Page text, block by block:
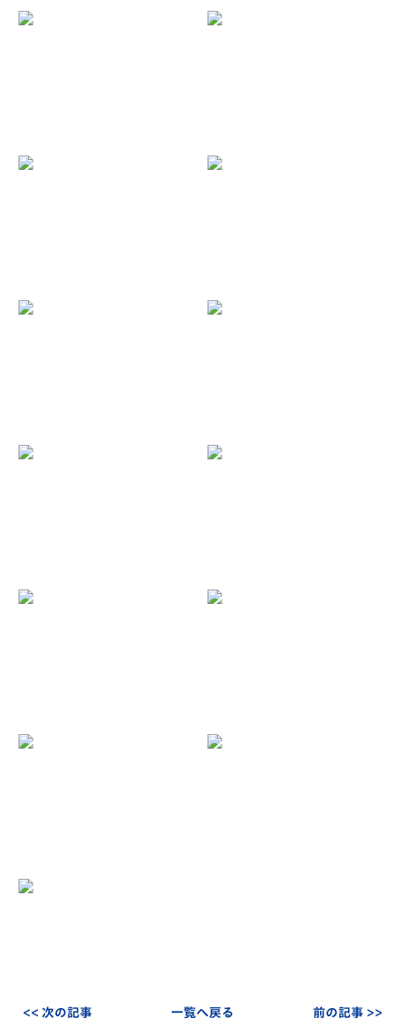
<< 次の記事 一覧へ戻る 前の記事 >>